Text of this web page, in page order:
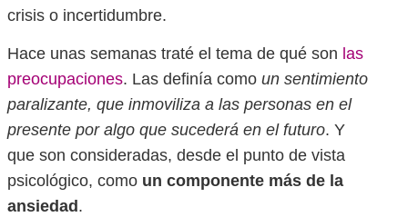
crisis o incertidumbre.
Hace unas semanas traté el tema de qué son las
preocupaciones. Las definía como un sentimiento
paralizante, que inmoviliza a las personas en el
presente por algo que sucederá en el futuro. Y
que son consideradas, desde el punto de vista
psicológico, como un componente más de la
ansiedad .